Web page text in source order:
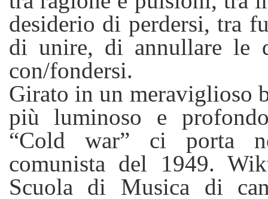
desiderio di perdersi, tra
di unire, di annullare le
con/fondersi.
Girato in un meraviglioso
più luminoso e
“Cold war” ci porta
comunista del 1949.
Scuola di Musica di